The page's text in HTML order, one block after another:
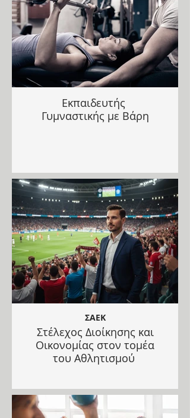
Εκπαιδευτής
Γυμναστικής με Βάρη
ΣΑΕΚ
Στέλεχος Διοίκησης και
Οικονομίας στον τομέα
του Αθλητισμού